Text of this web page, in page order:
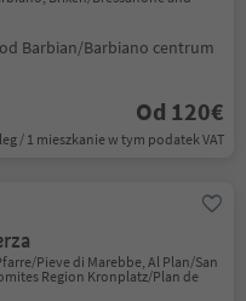
od Barbian/Barbiano centrum
Od 120€
/ 1 mieszkanie w tym podatek VAT
Pieve di Marebbe, Al Plan/San
Region Kronplatz/Plan de